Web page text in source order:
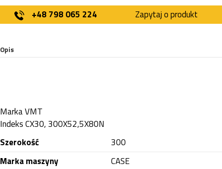
+48 798 065 224
Zapytaj o produkt
Opis
MarkaVMT
IndeksCX30, 300X52,5X80N
Szerokość
300
Marka maszyny
CASE